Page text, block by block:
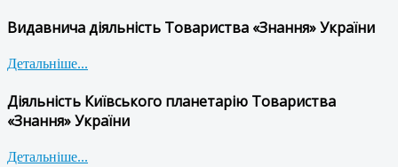
Видавнича діяльність Товариства «Знання» України
Детальніше...
Діяльність Київського планетарію Товариства
«Знання» України
Детальніше...